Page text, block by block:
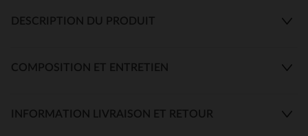
DESCRIPTION DU PRODUIT
COMPOSITION ET ENTRETIEN
INFORMATION LIVRAISON ET RETOUR